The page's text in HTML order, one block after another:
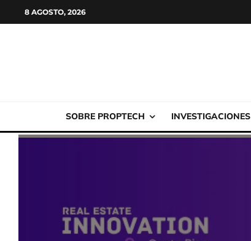
8 AGOSTO, 2026
SOBRE PROPTECH INVESTIGACIONES